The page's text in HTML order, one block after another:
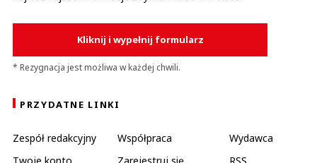
Kliknij i wypełnij formularz
* Rezygnacja jest możliwa w każdej chwili.
PRZYDATNE LINKI
Zespół redakcyjny Współpraca
Wydawca